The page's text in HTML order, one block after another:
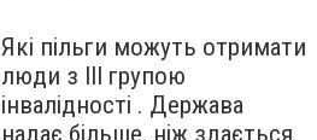
Які пільги можуть отримати
люди з III групою
інвалідності . Держава
надає більше, ніж здається